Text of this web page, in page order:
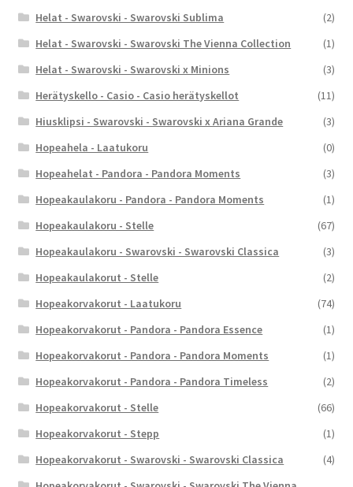
Helat - Swarovski - Swarovski Sublima
(2)
Helat - Swarovski - Swarovski The Vienna Collection
(1)
Helat - Swarovski - Swarovski x Minions
(3)
Herätyskello - Casio - Casio herätyskellot
(11)
Hiusklipsi - Swarovski - Swarovski x Ariana Grande
(3)
Hopeahela - Laatukoru
(0)
Hopeahelat - Pandora - Pandora Moments
(3)
Hopeakaulakoru - Pandora - Pandora Moments
(1)
Hopeakaulakoru - Stelle
(67)
Hopeakaulakoru - Swarovski - Swarovski Classica
(3)
Hopeakaulakorut - Stelle
(2)
Hopeakorvakorut - Laatukoru
(74)
Hopeakorvakorut - Pandora - Pandora Essence
(1)
Hopeakorvakorut - Pandora - Pandora Moments
(1)
Hopeakorvakorut - Pandora - Pandora Timeless
(2)
Hopeakorvakorut - Stelle
(66)
Hopeakorvakorut - Stepp
(1)
Hopeakorvakorut - Swarovski - Swarovski Classica
(4)